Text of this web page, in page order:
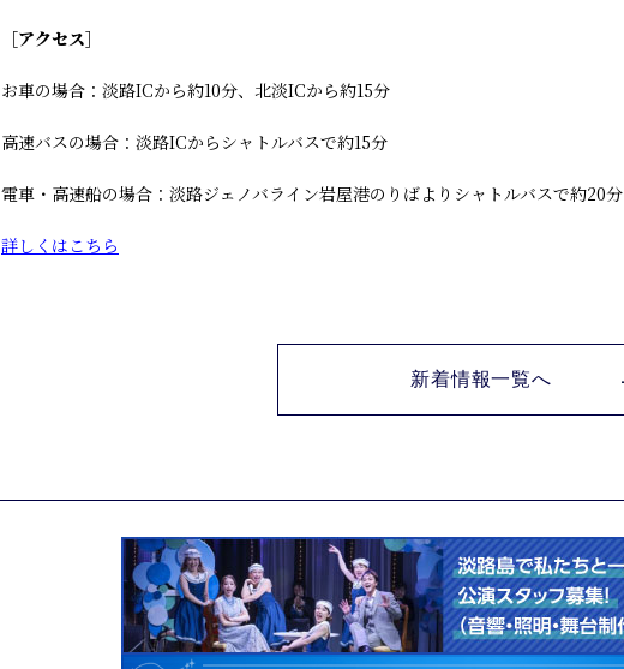
［アクセス］
お車の場合：淡路ICから約10分、北淡ICから約15分
高速バスの場合：淡路ICからシャトルバスで約15分
電車・高速船の場合：淡路ジェノバライン岩屋港のりばよりシャトルバスで約20分
詳しくはこちら
新着情報一覧へ